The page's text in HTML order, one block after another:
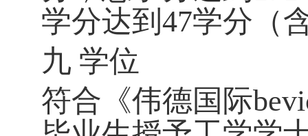
学分达到47学分（
九 学位
符合《伟德国际